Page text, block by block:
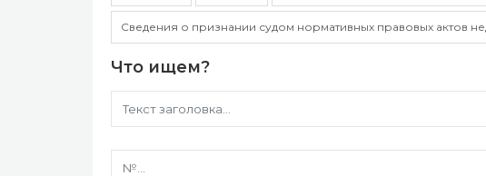
Сведения о признании судом нормативных правовых актов
Что ищем?